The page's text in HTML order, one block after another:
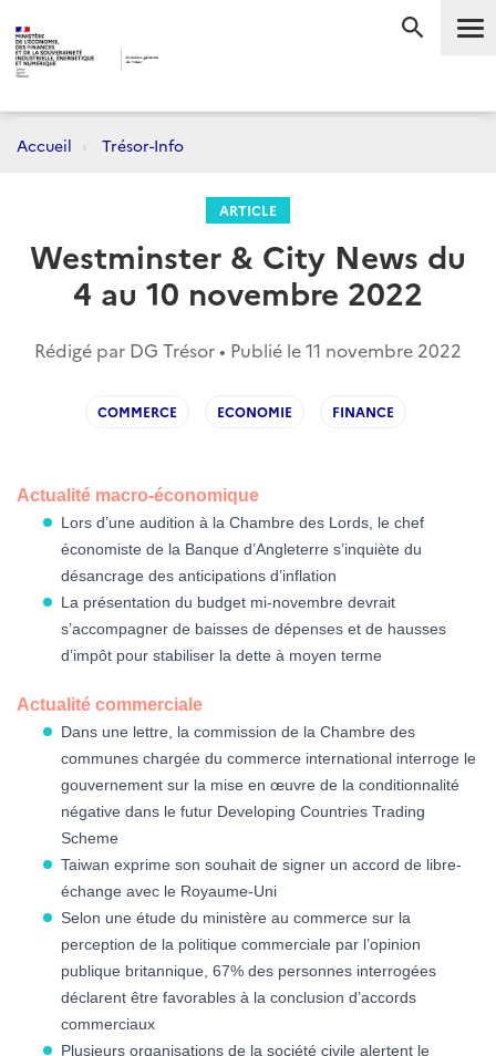
Accueil Trésor-Info
ARTICLE
Westminster & City News du
4 au 10 novembre 2022
Rédigé par DG Trésor • Publié le11 novembre 2022
COMMERCE ECONOMIE FINANCE
Actualité macro-économique
Lors d’une audition à la Chambre des Lords, le chef
économiste de la Banque d’Angleterre s’inquiète du
désancrage des anticipations d’inflation
La présentation du budget mi-novembre devrait
s’accompagner de baisses de dépenses et de hausses
d’impôt pour stabiliser la dette à moyen terme
Actualité commerciale
Dans une lettre, la commission de la Chambre des
communes chargée du commerce international interroge le
gouvernement sur la mise en œuvre de la conditionnalité
négative dans le futur Developing Countries Trading
Scheme
Taiwan exprime son souhait de signer un accord de libre-
échange avec le Royaume-Uni
Selon une étude du ministère au commerce sur la
perception de la politique commerciale par l’opinion
publique britannique, 67% des personnes interrogées
déclarent être favorables à la conclusion d’accords
commerciaux
Plusieurs organisations de la société civile alertent le